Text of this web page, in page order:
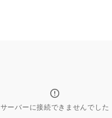
サーバーに接続できませんでした